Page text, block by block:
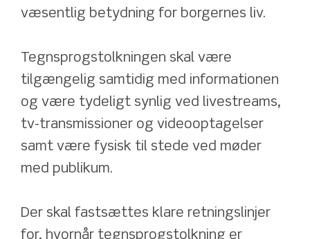
væsentlig betydning for borgernes liv.
Tegnsprogstolkningen skal være
tilgængelig samtidig med informationen
og være tydeligt synlig ved livestreams,
tv-transmissioner og videooptagelser
samt være fysisk til stede ved møder
med publikum.
Der skal fastsættes klare retningslinjer
for, hvornår tegnsprogstolkning er